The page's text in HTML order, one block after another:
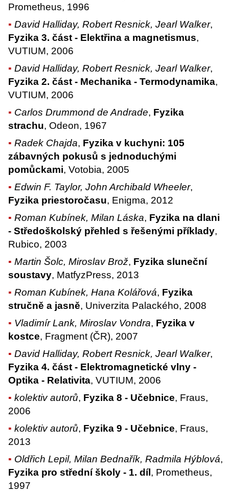
Prometheus, 1996
David Halliday, Robert Resnick, Jearl Walker,
Fyzika 3. část - Elektřina a magnetismus,
VUTIUM, 2006
David Halliday, Robert Resnick, Jearl Walker,
Fyzika 2. část - Mechanika - Termodynamika,
VUTIUM, 2006
Carlos Drummond de Andrade, Fyzika
strachu, Odeon, 1967
Radek Chajda, Fyzika v kuchyni: 105
zábavných pokusů s jednoduchými
pomůckami, Votobia, 2005
Edwin F. Taylor, John Archibald Wheeler,
Fyzika priestoročasu, Enigma, 2012
Roman Kubínek, Milan Láska, Fyzika na dlani
- Středoškolský přehled s řešenými příklady,
Rubico, 2003
Martin Šolc, Miroslav Brož, Fyzika sluneční
soustavy, MatfyzPress, 2013
Roman Kubínek, Hana Kolářová, Fyzika
stručně a jasně, Univerzita Palackého, 2008
Vladimír Lank, Miroslav Vondra, Fyzika v
kostce, Fragment (ČR), 2007
David Halliday, Robert Resnick, Jearl Walker,
Fyzika 4. část - Elektromagnetické vlny -
Optika - Relativita, VUTIUM, 2006
kolektiv autorů, Fyzika 8 - Učebnice, Fraus,
2006
kolektiv autorů, Fyzika 9 - Učebnice, Fraus,
2013
Oldřich Lepil, Milan Bednařík, Radmila Hýblová,
Fyzika pro střední školy - 1. díl , Prometheus,
1997